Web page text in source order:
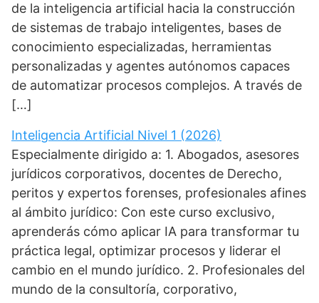
de la inteligencia artificial hacia la construcción
de sistemas de trabajo inteligentes, bases de
conocimiento especializadas, herramientas
personalizadas y agentes autónomos capaces
de automatizar procesos complejos. A través de
[…]
Inteligencia Artificial Nivel 1 (2026)
Especialmente dirigido a: 1. Abogados, asesores
jurídicos corporativos, docentes de Derecho,
peritos y expertos forenses, profesionales afines
al ámbito jurídico: Con este curso exclusivo,
aprenderás cómo aplicar IA para transformar tu
práctica legal, optimizar procesos y liderar el
cambio en el mundo jurídico. 2. Profesionales del
mundo de la consultoría, corporativo,